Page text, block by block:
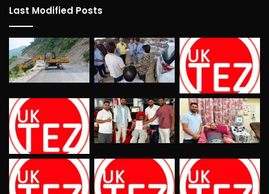
Last Modified Posts